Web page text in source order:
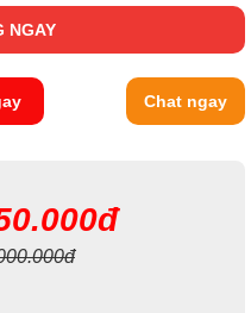
NGAY
Chat ngay